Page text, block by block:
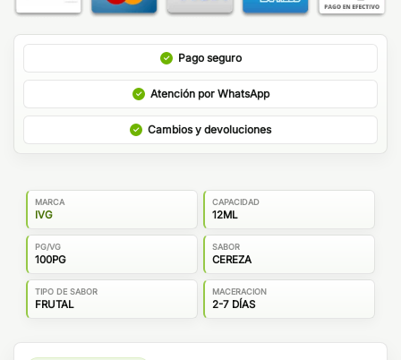
Pago seguro
Atención por WhatsApp
Cambios y devoluciones
MARCA
IVG
CAPACIDAD
12ML
PG/VG
100PG
SABOR
CEREZA
TIPO DE SABOR
FRUTAL
MACERACION
2-7 DÍAS